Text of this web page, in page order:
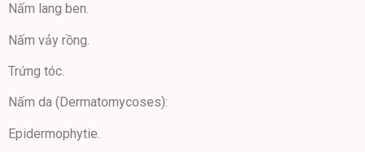
Nấm lang ben.
Nấm vảy rồng.
Trứng tóc.
Nấm da (Dermatomycoses):
Epidermophytie.